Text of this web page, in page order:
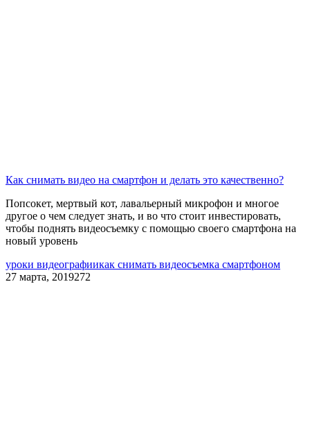
Как снимать видео на смартфон и делать это качественно?
Попсокет, мертвый кот, лавальерный микрофон и многое
другое о чем следует знать, и во что стоит инвестировать,
чтобы поднять видеосъемку с помощью своего смартфона на
новый уровень
уроки видеографиикак снимать видеосъемка смартфоном
27 марта, 2019272